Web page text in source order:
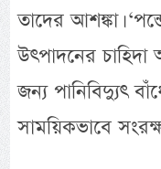
তাদের আশঙ্কা।
উৎপাদনের চাহিদা
জন্য পানিবিদ্যুৎ
সাময়িকভাবে